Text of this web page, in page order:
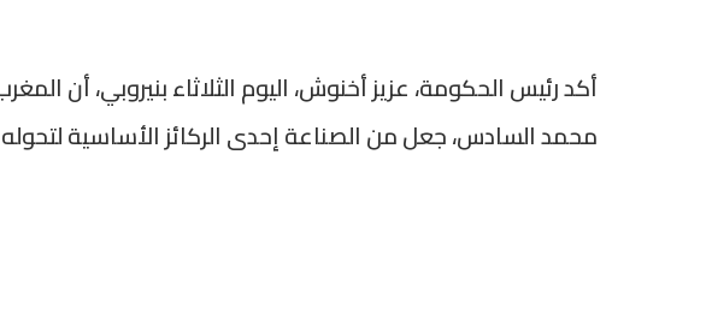
أكد رئيس الحكومة، عزيز أخنوش، اليوم الثلاثاء بنيروبي، أن
محمد السادس، جعل من الصناعة إحدى الركائز الأساسية